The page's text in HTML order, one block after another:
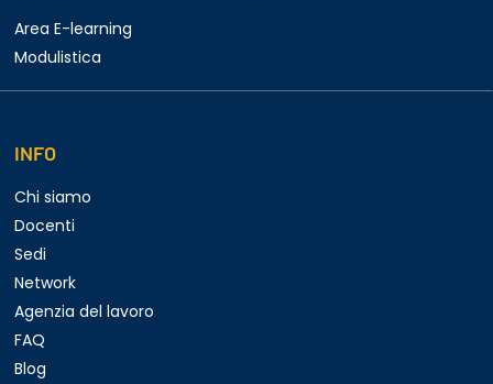
Area E-learning
Modulistica
INFO
Chi siamo
Docenti
Sedi
Network
Agenzia del lavoro
FAQ
Blog